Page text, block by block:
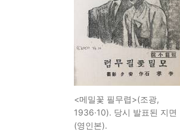
<메밀꽃 필무렵>(조광,
1936·10). 당시 발표된 지면
(영인본).